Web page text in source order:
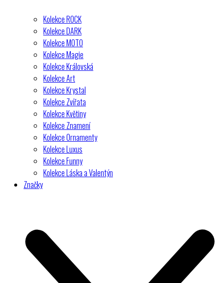
Kolekce ROCK
Kolekce DARK
Kolekce MOTO
Kolekce Magie
Kolekce Královská
Kolekce Art
Kolekce Krystal
Kolekce Zvířata
Kolekce Květiny
Kolekce Znamení
Kolekce Ornamenty
Kolekce Luxus
Kolekce Funny
Kolekce Láska a Valentýn
Značky